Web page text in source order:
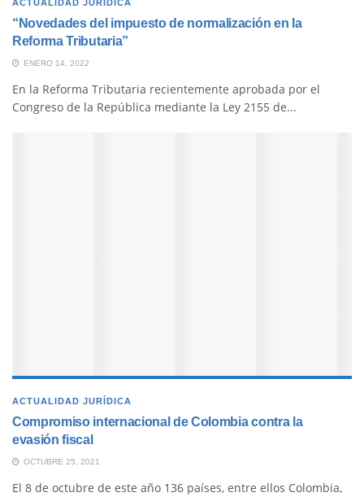
ACTUALIDAD JURÍDICA
“Novedades del impuesto de normalización en la
Reforma Tributaria”
ENERO 14, 2022
En la Reforma Tributaria recientemente aprobada por el
Congreso de la República mediante la Ley 2155 de...
ACTUALIDAD JURÍDICA
Compromiso internacional de Colombia contra la
evasión fiscal
OCTUBRE 25, 2021
El 8 de octubre de este año 136 países, entre ellos Colombia,